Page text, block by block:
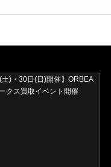
土)・30日(日)開催】ORBEA
クス買取イベント開催